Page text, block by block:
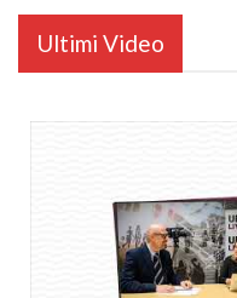
Ultimi Video